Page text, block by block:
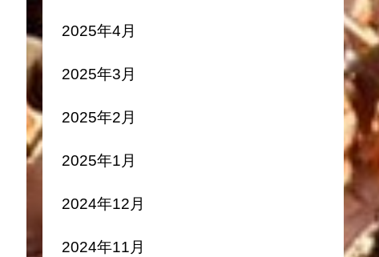
2025年4月
2025年3月
2025年2月
2025年1月
2024年12月
2024年11月